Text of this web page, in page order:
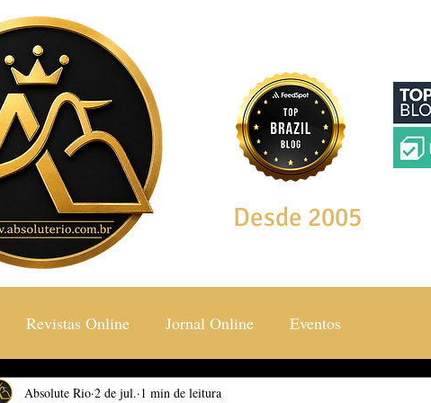
Desde 2005
Revistas Online Jornal Online Eventos
& Turismo Social & Estilos
Absolute Rio 2 de jul. 1 min de leitura